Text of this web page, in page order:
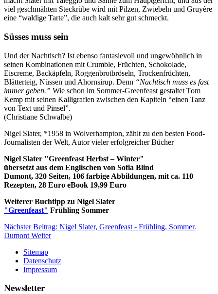
viel geschmähten Steckrübe wird mit Pilzen, Zwiebeln und Gruyère
eine “waldige Tarte”, die auch kalt sehr gut schmeckt.
Süsses muss sein
Und der Nachtisch? Ist ebenso fantasievoll und ungewöhnlich in
seinen Kombinationen mit Crumble, Früchten, Schokolade,
Eiscreme, Backäpfeln, Roggenbrotbröseln, Trockenfrüchten,
Blätterteig, Nüssen und Ahornsirup. Denn “Nachtisch muss es fast
immer geben.” Wie schon im Sommer-Greenfeast gestaltet Tom
Kemp mit seinen Kalligrafien zwischen den Kapiteln “einen Tanz
von Text und Pinsel”.
(Christiane Schwalbe)
Nigel Slater, *1958 in Wolverhampton, zählt zu den besten Food-
Journalisten der Welt, Autor vieler erfolgreicher Bücher
Nigel Slater "Greenfeast Herbst – Winter"
übersetzt aus dem Englischen von Sofia Blind
Dumont, 320 Seiten, 106 farbige Abbildungen, mit ca. 110
Rezepten, 28 Euro eBook 19,99 Euro
Weiterer Buchtipp zu Nigel Slater
"Greenfeast" Frühling Sommer
Nächster Beitrag: Nigel Slater, Greenfeast - Frühling, Sommer.
Dumont Weiter
Sitemap
Datenschutz
Impressum
Newsletter